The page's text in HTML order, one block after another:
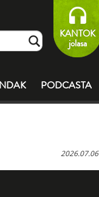
KANTOK
jolasa
PODCASTA
2026.07.06